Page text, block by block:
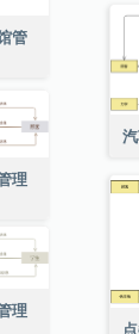
管
理
理